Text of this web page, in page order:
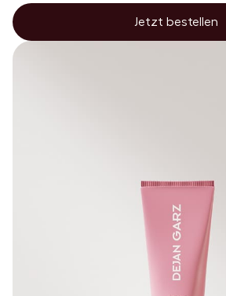
Jetzt bestellen